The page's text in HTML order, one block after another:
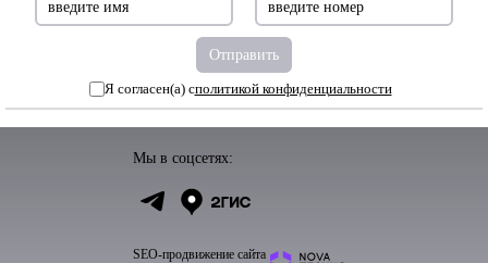
Я согласен(а) сполитикой конфиденциальности
Мы в соцсетях:
SEO-продвижение сайта